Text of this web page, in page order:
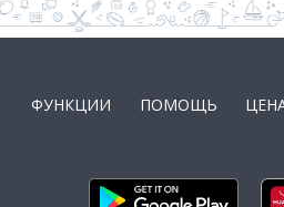
ФУНКЦИИ ПОМОЩЬ